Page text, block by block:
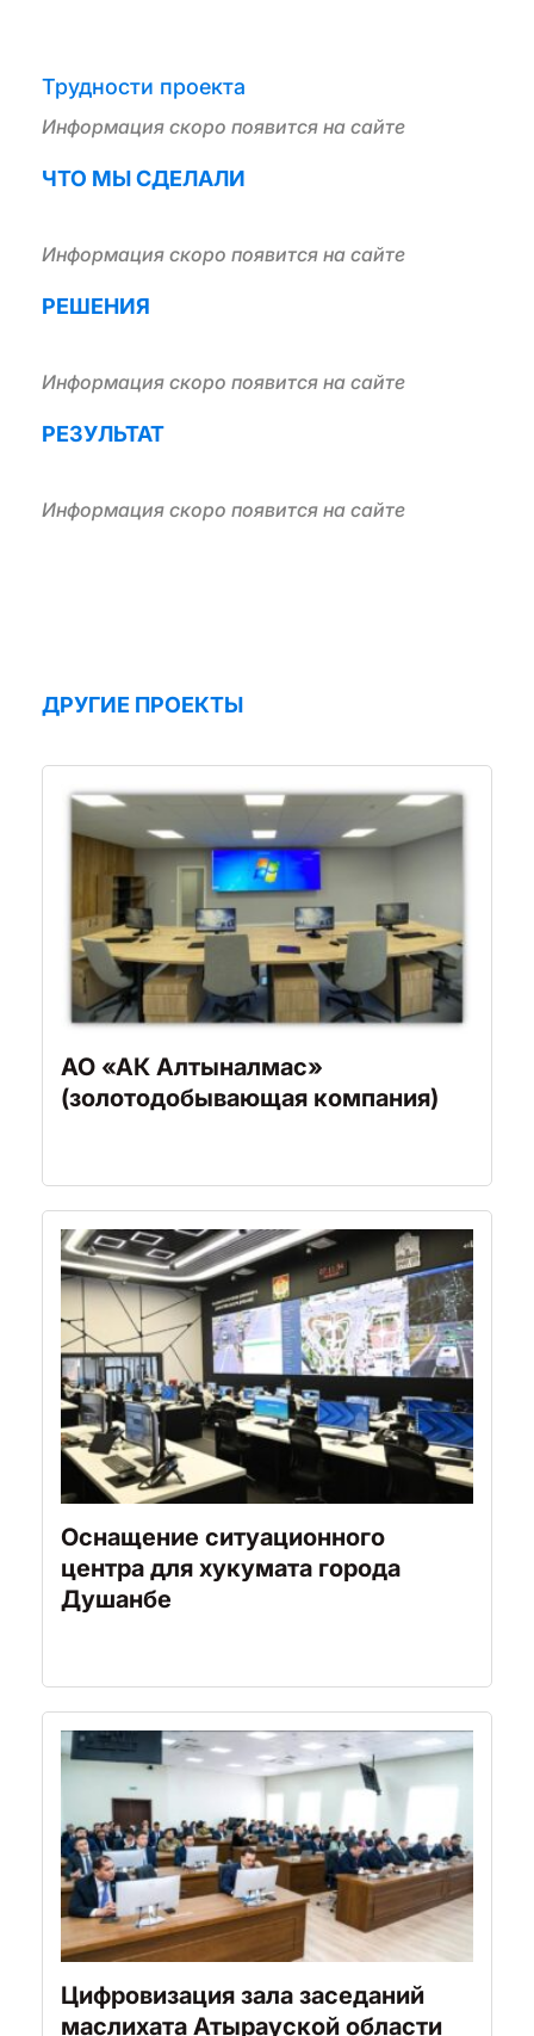
Трудности проекта
Информация скоро появится на сайте
ЧТО МЫ СДЕЛАЛИ
Информация скоро появится на сайте
РЕШЕНИЯ
Информация скоро появится на сайте
РЕЗУЛЬТАТ
Информация скоро появится на сайте
ДРУГИЕ ПРОЕКТЫ
АО «АК Алтыналмас»
(золотодобывающая компания)
Оснащение ситуационного
центра для хукумата города
Душанбе
Цифровизация зала заседаний
маслихата Атырауской области